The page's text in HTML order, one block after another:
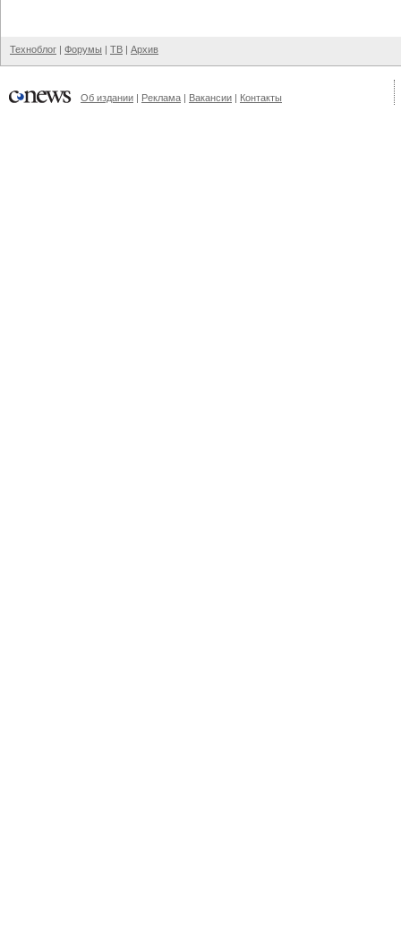
Техноблог | Форумы | ТВ | Архив
Об издании | Реклама | Вакансии | Контакты